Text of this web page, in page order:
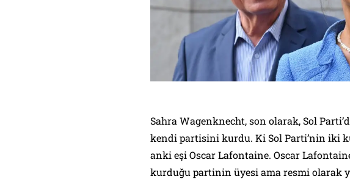
Sahra Wagenknecht, son olarak, Sol
kendi partisini kurdu. Ki Sol Parti’nin iki
anki eşi Oscar Lafontaine. Oscar
kurduğu partinin üyesi ama resmi olarak